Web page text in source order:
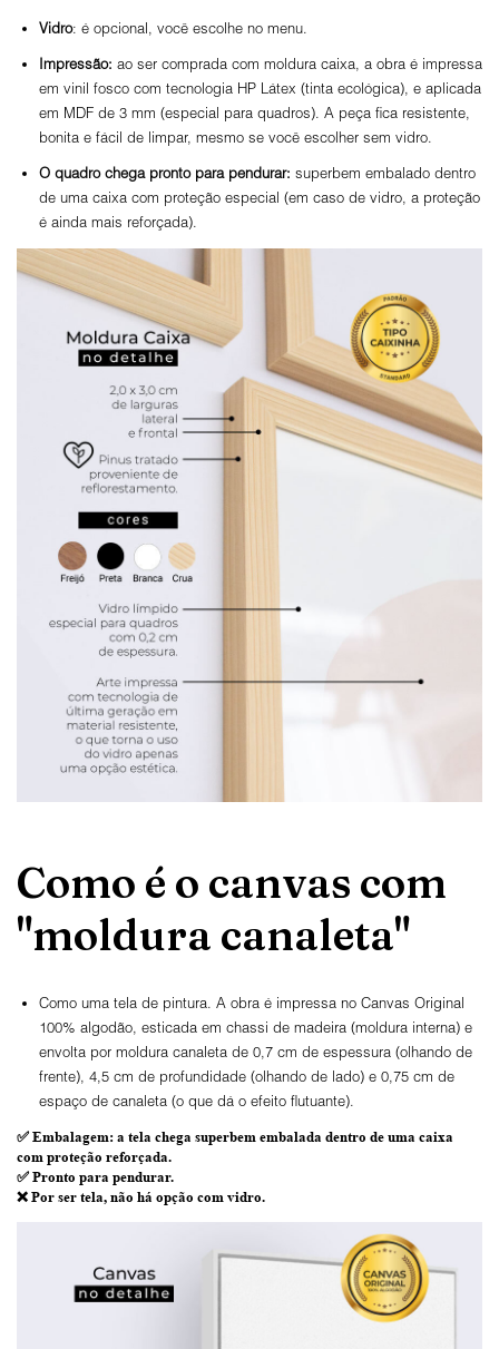
Vidro: é opcional, você escolhe no menu.
Impressão: ao ser comprada com moldura caixa, a obra é impressa
em vinil fosco com tecnologia HP Látex (tinta ecológica), e aplicada
em MDF de 3 mm (especial para quadros). A peça fica resistente,
bonita e fácil de limpar, mesmo se você escolher sem vidro.
O quadro chega pronto para pendurar: superbem embalado dentro
de uma caixa com proteção especial (em caso de vidro, a proteção
é ainda mais reforçada).
Como é o canvas com
"moldura canaleta"
Como uma tela de pintura. A obra é impressa no Canvas Original
100% algodão, esticada em chassi de madeira (moldura interna) e
envolta por moldura canaleta de 0,7 cm de espessura (olhando de
frente), 4,5 cm de profundidade (olhando de lado) e 0,75 cm de
espaço de canaleta (o que dá o efeito flutuante).
✅ Embalagem: a tela chega superbem embalada dentro de uma caixa
com proteção reforçada.
✅ Pronto para pendurar.
❌ Por ser tela, não há opção com vidro.